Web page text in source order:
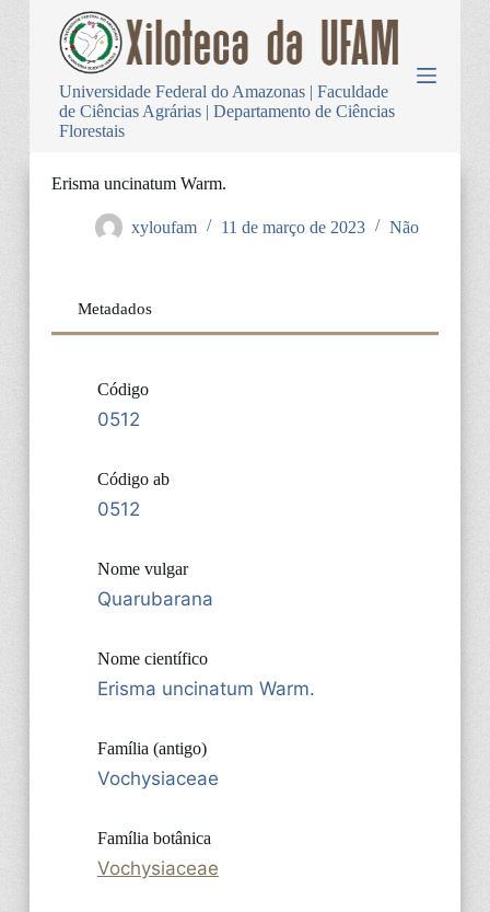
Universidade Federal do Amazonas | Faculdade
de Ciências Agrárias | Departamento de Ciências
Florestais
Erisma uncinatum Warm.
xyloufam 11 de março de 2023 Não
Metadados
Código
0512
Código ab
0512
Nome vulgar
Quarubarana
Nome científico
Erisma uncinatum Warm.
Família (antigo)
Vochysiaceae
Família botânica
Vochysiaceae